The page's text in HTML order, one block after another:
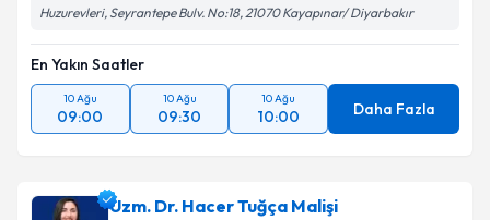
Huzurevleri, Seyrantepe Bulv. No:18, 21070 Kayapınar/ Diyarbakır
En Yakın Saatler
10 Ağu
09:00
10 Ağu
09:30
10 Ağu
10:00 Daha Fazla
Uzm. Dr. Hacer Tuğça Malişi